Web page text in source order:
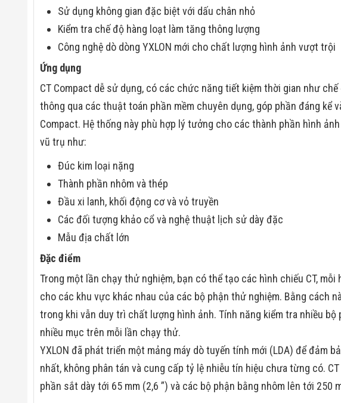
Sử dụng không gian đặc biệt với dấu chân nhỏ
Kiểm tra chế độ hàng loạt làm tăng thông lượng
Công nghệ dò dòng YXLON mới cho chất lượng hình ảnh vượt trội
Ứng dụng
CT Compact dễ sử dụng, có các chức năng tiết kiệm thời gian như
thông qua các thuật toán phần mềm chuyên dụng, góp phần đáng kể
Compact. Hệ thống này phù hợp lý tưởng cho các thành phần hình
vũ trụ như:
Đúc kim loại nặng
Thành phần nhôm và thép
Đầu xi lanh, khối động cơ và vỏ truyền
Các đối tượng khảo cổ và nghệ thuật lịch sử dày đặc
Mẫu địa chất lớn
Đặc điểm
Trong một lần chạy thử nghiệm, bạn có thể tạo các hình chiếu CT,
cho các khu vực khác nhau của các bộ phận thử nghiệm. Bằng cách
trong khi vẫn duy trì chất lượng hình ảnh. Tính năng kiểm tra nhiều
nhiều mục trên mỗi lần chạy thử.
YXLON đã phát triển một mảng máy dò tuyến tính mới (LDA) để đảm
nhất, không phân tán và cung cấp tỷ lệ nhiễu tín hiệu chưa từng có.
phần sắt dày tới 65 mm (2,6 ”) và các bộ phận bằng nhôm lên tới 250